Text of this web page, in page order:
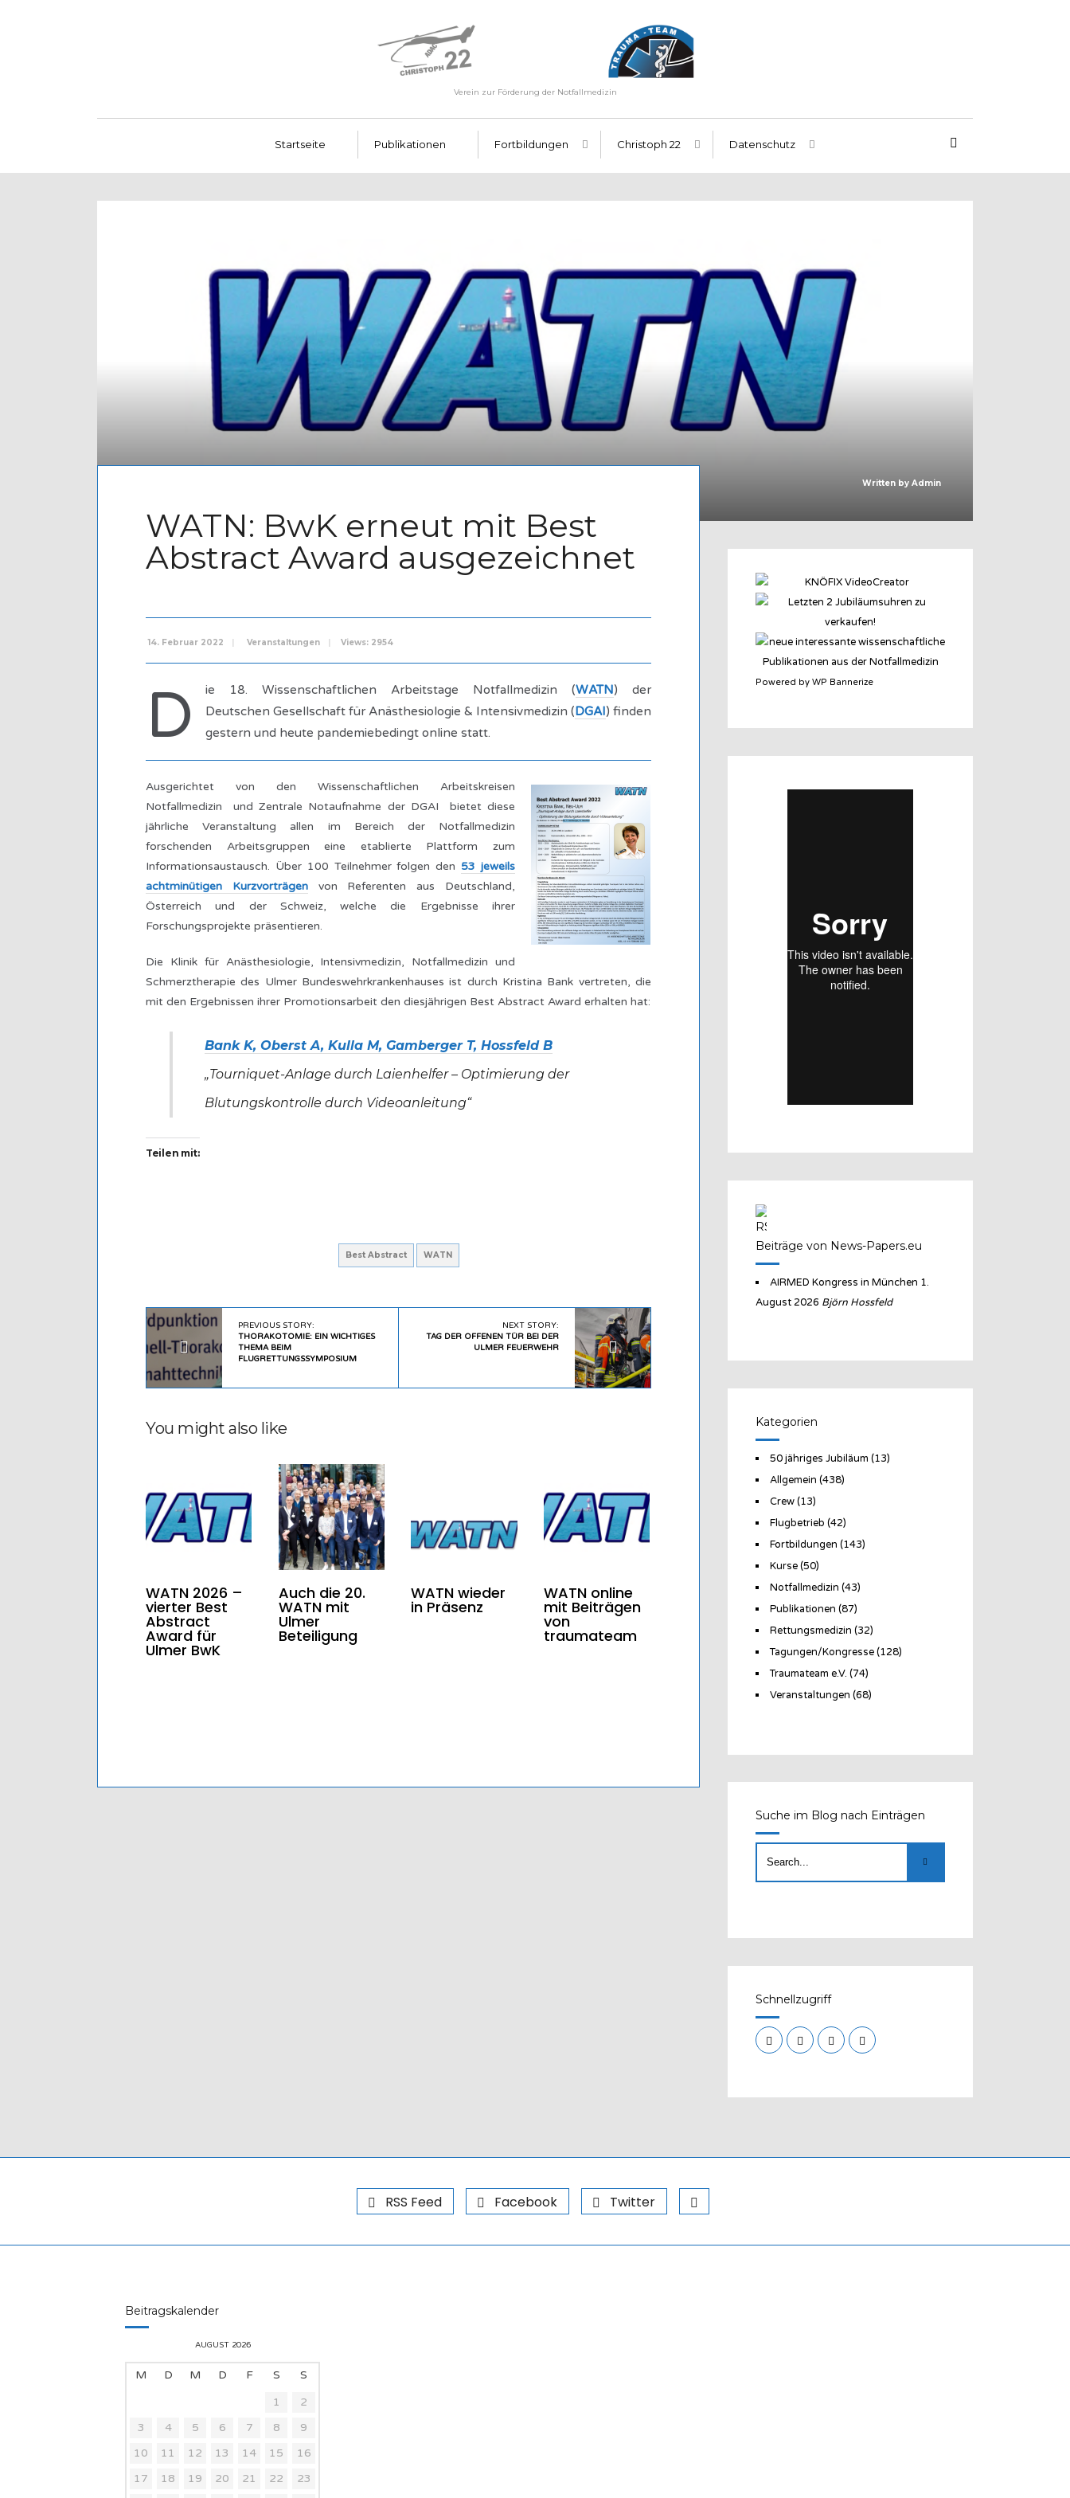
Verein zur Förderung der Notfallmedizin
Startseite Publikationen Fortbildungen Christoph 22 Datenschutz
Written by Admin
WATN: BwK erneut mit Best
Abstract Award ausgezeichnet
14. Februar 2022 | Veranstaltungen | Views: 2954
D ie 18. Wissenschaftlichen Arbeitstage Notfallmedizin (WATN) der
Deutschen Gesellschaft für Anästhesiologie & Intensivmedizin (DGAI) finden
gestern und heute pandemiebedingt online statt.
Ausgerichtet von den Wissenschaftlichen Arbeitskreisen
Notfallmedizin und Zentrale Notaufnahme der DGAI bietet diese
jährliche Veranstaltung allen im Bereich der Notfallmedizin
forschenden Arbeitsgruppen eine etablierte Plattform zum
Informationsaustausch. Über 100 Teilnehmer folgen den 53 jeweils
achtminütigen Kurzvorträgenvon Referenten aus Deutschland,
Österreich und der Schweiz, welche die Ergebnisse ihrer
Forschungsprojekte präsentieren.
Die Klinik für Anästhesiologie, Intensivmedizin, Notfallmedizin und
Schmerztherapie des Ulmer Bundeswehrkrankenhauses ist durch Kristina Bank vertreten, die
mit den Ergebnissen ihrer Promotionsarbeit den diesjährigen Best Abstract Award erhalten hat:
Bank K, Oberst A, Kulla M, Gamberger T, Hossfeld B
„Tourniquet-Anlage durch Laienhelfer – Optimierung der
Blutungskontrolle durch Videoanleitung“
Teilen mit:
Best Abstract WATN
PREVIOUS STORY:
THORAKOTOMIE: EIN WICHTIGES
THEMA BEIM
FLUGRETTUNGSSYMPOSIUM
NEXT STORY:
TAG DER OFFENEN TÜR BEI DER
ULMER FEUERWEHR
You might also like
WATN 2026 –
vierter Best
Abstract
Award für
Ulmer BwK
Auch die 20.
WATN mit
Ulmer
Beteiligung
WATN wieder
in Präsenz
WATN online
mit Beiträgen
von
traumateam
Powered by WP Bannerize
Beiträge von News-Papers.eu
AIRMED Kongress in München 1.
August 2026 Björn Hossfeld
Kategorien
50 jähriges Jubiläum (13)
Allgemein (438)
Crew(13)
Flugbetrieb (42)
Fortbildungen (143)
Kurse(50)
Notfallmedizin (43)
Publikationen (87)
Rettungsmedizin (32)
Tagungen/Kongresse(128)
Traumateam e.V. (74)
Veranstaltungen (68)
Suche im Blog nach Einträgen
Schnellzugriff
RSS Feed Facebook Twitter
Beitragskalender
AUGUST 2026
M D M D F S
S
1
2
3
4 5 6 7 8
9
10
11 12 13 14 15
16
17
18 19 20 21 22
23